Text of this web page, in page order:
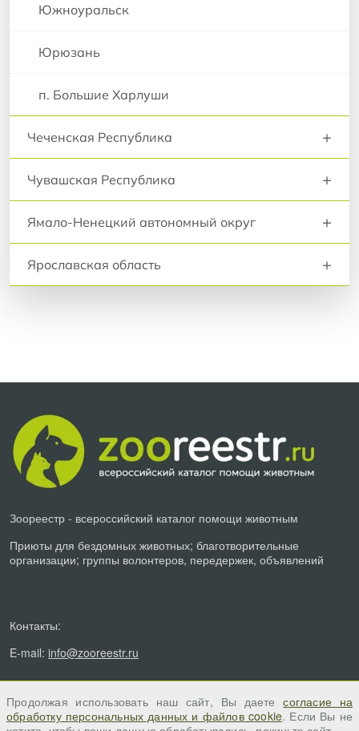
Южноуральск
Юрюзань
п. Большие Харлуши
Чеченская Республика +
Чувашская Республика +
Ямало-Ненецкий автономный округ +
Ярославская область +
Зоореестр - всероссийский каталог помощи животным
Приюты для бездомных животных; благотворительные
организации; группы волонтеров, передержек, объявлений
Контакты:
E-mail: info@zooreestr.ru
Продолжая использовать наш сайт, Вы даетесогласие на
обработку персональных данных и файлов cookie. Если Вы не